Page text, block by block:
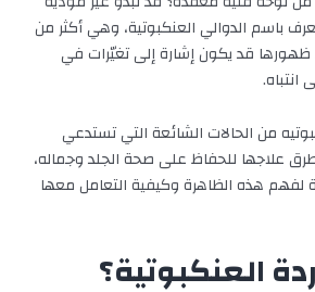
باسم الدوالي العنكبوتية، وهي أكثر من
قد يكون إشارة إلى تغيّرات في
انتباه.
من الحالات الشائعة التي تستدعي
علاجها للحفاظ على صحة الجلد وجماله،
لفهم هذه الظاهرة وكيفية التعامل معها
العنكبوتية؟